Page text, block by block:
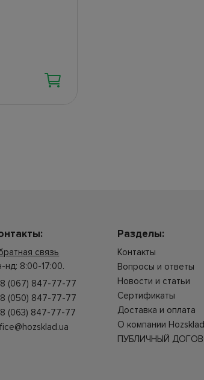
связь
нд: 8:00-17:00.
(067) 847-77-77
(050) 847-77-77
(063) 847-77-77
Разделы:
Контакты
Вопросы и ответы
Новости и статьи
Сертификаты
Доставка и оплата
О компании Hozsklad
ПУБЛИЧНЫЙ